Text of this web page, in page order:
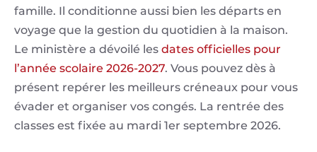
famille. Il conditionne aussi bien les départs en
voyage que la gestion du quotidien à la maison.
Le ministère a dévoilé les dates officielles pour
l’année scolaire 2026-2027. Vous pouvez dès à
présent repérer les meilleurs créneaux pour vous
évader et organiser vos congés. La rentrée des
classes est fixée au mardi 1er septembre 2026.